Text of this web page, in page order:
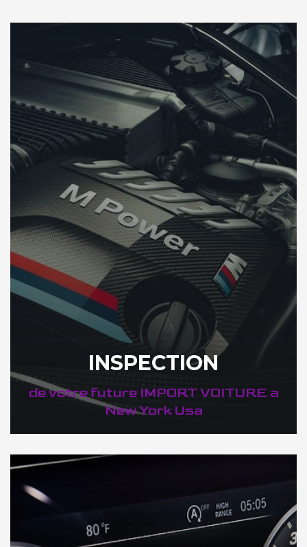
INSPECTION
de votre future IMPORT VOITURE a
New York Usa
DÉCOUVREZ VOTRE INSPECTION AUTO a New York Usa